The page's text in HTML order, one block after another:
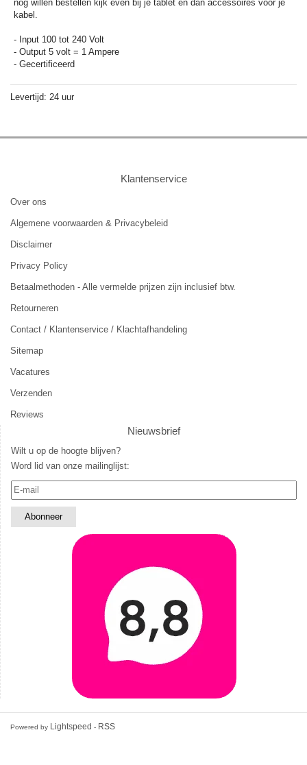
nog willen bestellen kijk even bij je tablet en dan accessoires voor je
kabel.
- Input 100 tot 240 Volt
- Output 5 volt = 1 Ampere
- Gecertificeerd
Levertijd: 24 uur
Klantenservice
Over ons
Algemene voorwaarden & Privacybeleid
Disclaimer
Privacy Policy
Betaalmethoden - Alle vermelde prijzen zijn inclusief btw.
Retourneren
Contact / Klantenservice / Klachtafhandeling
Sitemap
Vacatures
Verzenden
Reviews
Nieuwsbrief
Wilt u op de hoogte blijven?
Word lid van onze mailinglijst:
Powered by Lightspeed - RSS